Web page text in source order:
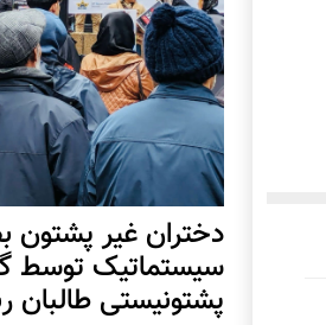
دختران غیر پشتون
سیستماتیک توسط
پشتونیستی طالبان